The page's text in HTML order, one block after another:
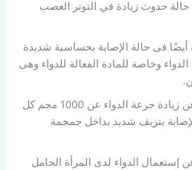
حالة حدوث زيادة في التوتر العصب
أيضًا فى حالة الإصابة بحساسية شديدة
وخاصة للمادة الفعالة للدواء وهى
يجب الإمتناع عن زيادة جرعة الدواء عن 1000 مجم كل
بنزيف شديد بداخل جمجمة
إستعمال الدواء لدى المرأة الحامل